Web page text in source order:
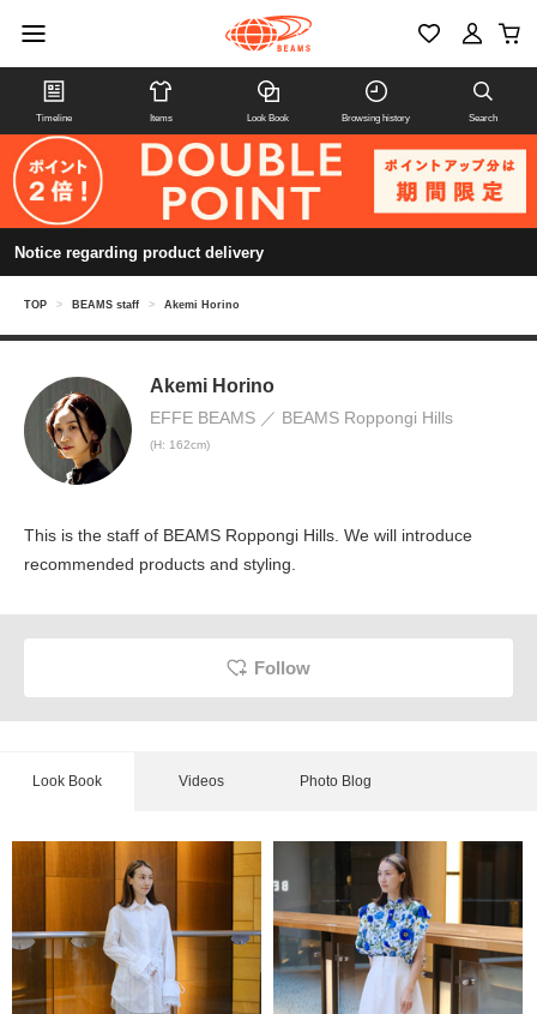
Timeline Items Look Book Browsing history Search
Notice regarding product delivery
TOP > BEAMS staff > Akemi Horino
Akemi Horino
EFFE BEAMS BEAMS Roppongi Hills
(H: 162cm)
This is the staff of BEAMS Roppongi Hills. We will introduce
recommended products and styling.
Follow
Look Book Videos Photo Blog